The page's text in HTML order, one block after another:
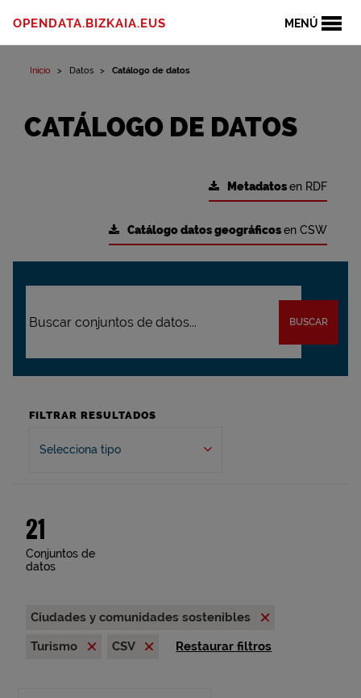
MENÚ
OPENDATA.BIZKAIA.EUS
Inicio Datos Catálogo de datos
CATÁLOGO DE DATOS
Metadatosen RDF
Catálogo datos geográficosen CSW
BUSCAR
FILTRAR RESULTADOS
Selecciona tipo
21
Conjuntos de
datos
Ciudades y comunidades sostenibles
Turismo
CSV Restaurar filtros